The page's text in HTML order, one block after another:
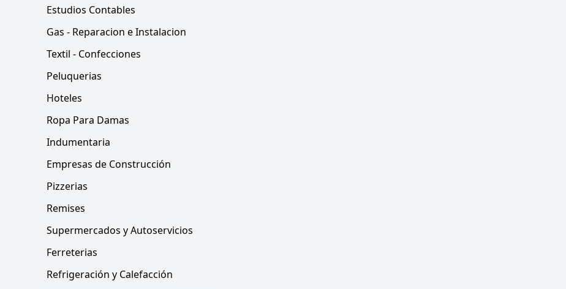
Estudios Contables
Gas - Reparacion e Instalacion
Textil - Confecciones
Peluquerias
Hoteles
Ropa Para Damas
Indumentaria
Empresas de Construcción
Pizzerias
Remises
Supermercados y Autoservicios
Ferreterias
Refrigeración y Calefacción